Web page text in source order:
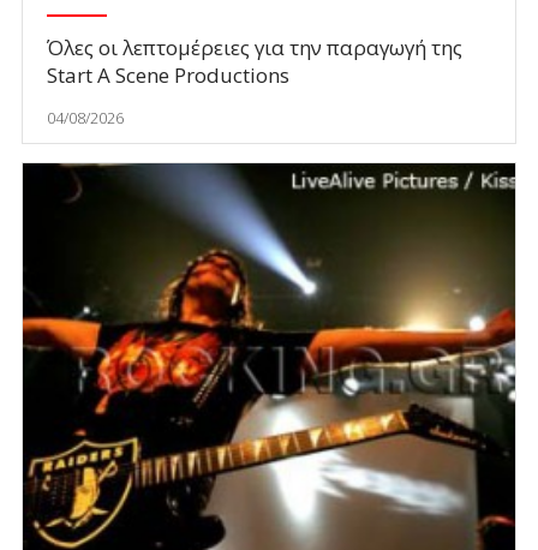
Όλες οι λεπτομέρειες για την παραγωγή της
Start A Scene Productions
04/08/2026